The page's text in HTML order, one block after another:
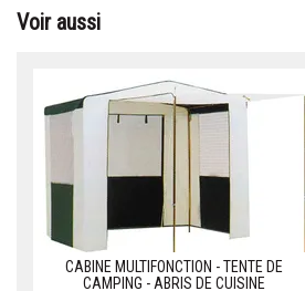
Voir aussi
CABINE MULTIFONCTION - TENTE DE
CAMPING - ABRIS DE CUISINE